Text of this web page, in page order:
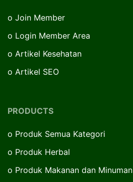
o Join Member
o Login Member Area
o Artikel Kesehatan
o Artikel SEO
PRODUCTS
o Produk Semua Kategori
o Produk Herbal
o Produk Makanan dan Minuman